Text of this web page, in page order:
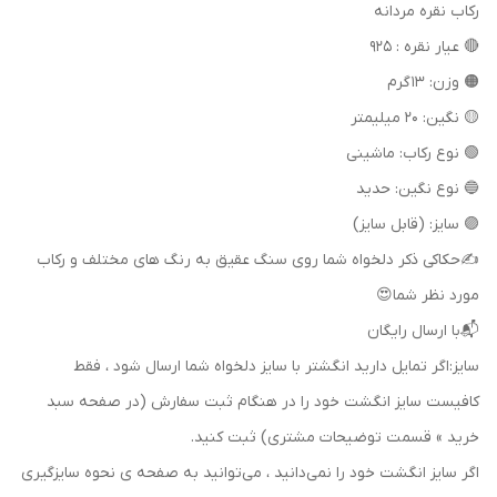
رکاب نقره مردانه
🔴 عیار نقره : 925
🟠 وزن: 13 گرم
🟡 نگین: 20 میلیمتر
🟢 نوع رکاب: ماشینی
🔵 نوع نگین: حدید
🟣 سایز: (قابل سایز)
✍حکاکی ذکر دلخواه شما روی سنگ عقیق به رنگ های مختلف و رکاب
مورد نظر شما😍
📬با ارسال رایگان
سایز:اگر تمایل دارید انگشتر با سایز دلخواه شما ارسال شود ، فقط
کافیست سایز انگشت خود را در هنگام ثبت سفارش (در صفحه سبد
خرید » قسمت توضیحات مشتری) ثبت کنید.
اگر سایز انگشت خود را نمی‌دانید ، می‌توانید به صفحه ی نحوه سایزگیری